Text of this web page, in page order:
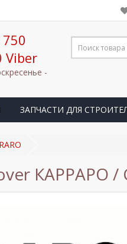
Viber
-
ЗАПЧАСТИ ДЛЯ
КАРРАРО /